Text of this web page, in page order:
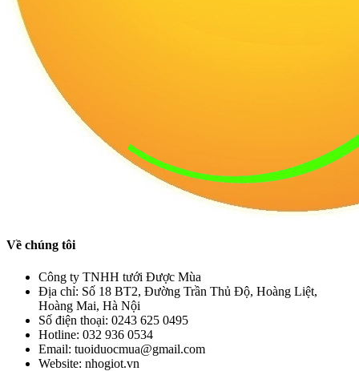
Về chúng tôi
Công ty TNHH tưới Được Mùa
Địa chỉ: Số 18 BT2, Đường Trần Thủ Độ, Hoàng Liệt,
Hoàng Mai, Hà Nội
Số điện thoại: 0243 625 0495
Hotline: 032 936 0534
Email: tuoiduocmua@gmail.com
Website: nhogiot.vn